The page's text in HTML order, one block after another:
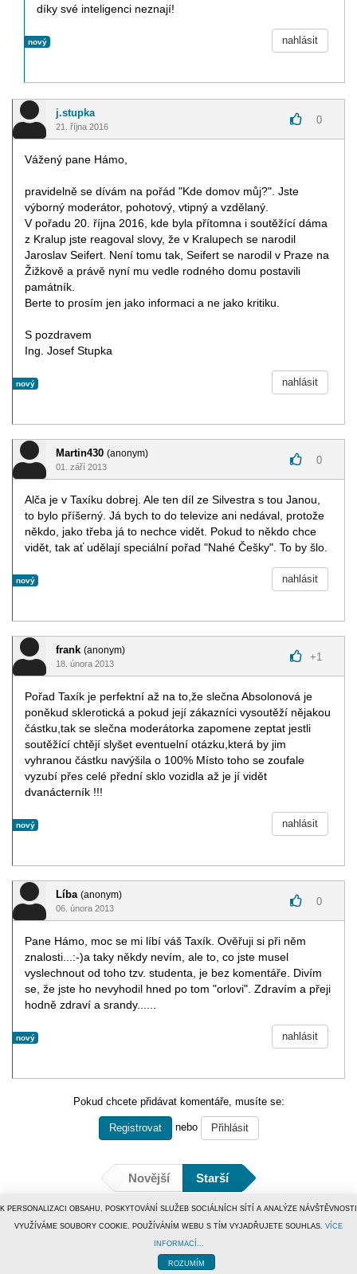
díky své inteligenci neznají!
nový nahlásit
j.stupka
21. října 2016
0
Vážený pane Hámo,
pravidelně se dívám na pořád "Kde domov můj?". Jste
výborný moderátor, pohotový, vtipný a vzdělaný.
V pořadu 20. října 2016, kde byla přítomna i soutěžící dáma
z Kralup jste reagoval slovy, že v Kralupech se narodil
Jaroslav Seifert. Není tomu tak, Seifert se narodil v Praze na
Žižkově a právě nyní mu vedle rodného domu postavili
památník.
Berte to prosím jen jako informaci a ne jako kritiku.
S pozdravem
Ing. Josef Stupka
nový nahlásit
Martin430 (anonym)
01. září 2013
0
Alča je v Taxíku dobrej. Ale ten díl ze Silvestra s tou Janou,
to bylo příšerný. Já bych to do televize ani nedával, protože
někdo, jako třeba já to nechce vidět. Pokud to někdo chce
vidět, tak ať udělají speciální pořad "Nahé Češky". To by šlo.
nový nahlásit
frank (anonym)
18. února 2013
+1
Pořad Taxík je perfektní až na to,že slečna Absolonová je
poněkud sklerotická a pokud její zákazníci vysoutěží nějakou
částku,tak se slečna moderátorka zapomene zeptat jestli
soutěžící chtějí slyšet eventuelní otázku,která by jim
vyhranou částku navýšila o 100% Místo toho se zoufale
vyzubí přes celé přední sklo vozidla až je jí vidět
dvanácterník !!!
nový nahlásit
Líba (anonym)
06. února 2013
0
Pane Hámo, moc se mi líbí váš Taxík. Ověřuji si při něm
znalosti...:-)a taky někdy nevím, ale to, co jste musel
vyslechnout od toho tzv. studenta, je bez komentáře. Divím
se, že jste ho nevyhodil hned po tom "orlovi". Zdravím a přeji
hodně zdraví a srandy......
nový nahlásit
Pokud chcete přidávat komentáře, musíte se:
Registrovat nebo Přihlásit
Novější Starší
Tiscali Media, a.s.ISSN 1801-5131
redakce
K PERSONALIZACI OBSAHU, POSKYTOVÁNÍ SLUŽEB SOCIÁLNÍCH SÍTÍ A ANALÝZE NÁVŠTĚVNOSTI
VYUŽÍVÁME SOUBORY COOKIE. POUŽÍVÁNÍM WEBU S TÍM VYJADŘUJETE SOUHLAS. VÍCE
INFORMACÍ...
ROZUMÍM